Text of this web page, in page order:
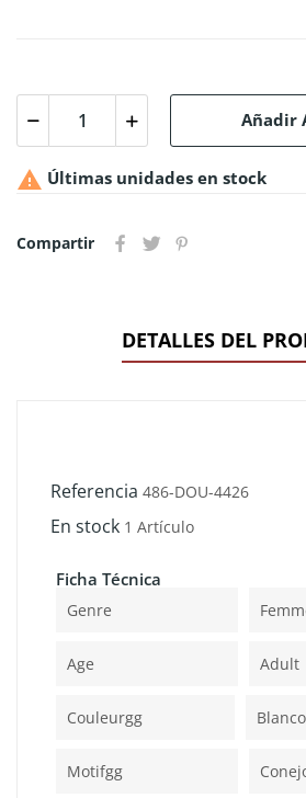
Añadir
 Últimas unidades en stock
Compartir
DETALLES DEL
Referencia 486-DOU-4426
En stock 1 Artículo
Ficha Técnica
Genre
Age Adult
Couleurgg
Motifgg